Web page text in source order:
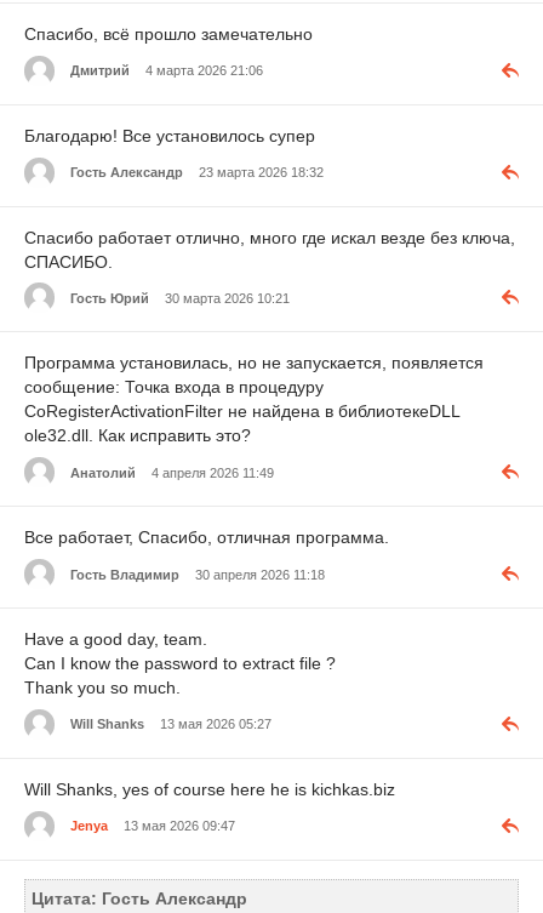
Спасибо, всё прошло замечательно
Дмитрий 4 марта 2026 21:06
Благодарю! Все установилось супер
Гость Александр 23 марта 2026 18:32
Спасибо работает отлично, много где искал везде без ключа,
СПАСИБО.
Гость Юрий 30 марта 2026 10:21
Программа установилась, но не запускается, появляется
сообщение: Точка входа в процедуру
CoRegisterActivationFilter не найдена в библиотекеDLL
ole32.dll. Как исправить это?
Анатолий 4 апреля 2026 11:49
Все работает, Спасибо, отличная программа.
Гость Владимир 30 апреля 2026 11:18
Have a good day, team.
Can I know the password to extract file ?
Thank you so much.
Will Shanks 13 мая 2026 05:27
Will Shanks, yes of course here he is kichkas.biz
Jenya 13 мая 2026 09:47
Цитата: Гость Александр